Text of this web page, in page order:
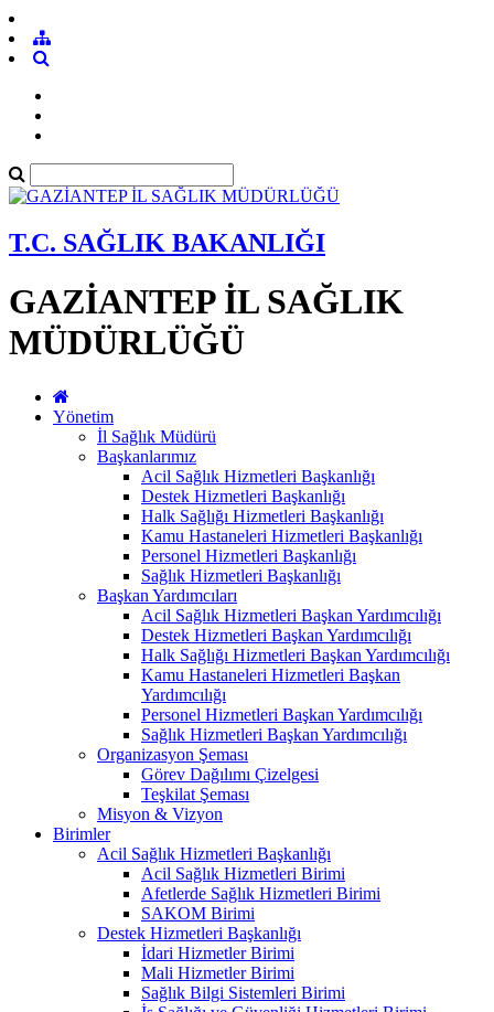
T.C. SAĞLIK BAKANLIĞI
GAZİANTEP İL SAĞLIK
MÜDÜRLÜĞÜ
Yönetim
İl Sağlık Müdürü
Başkanlarımız
Acil Sağlık Hizmetleri Başkanlığı
Destek Hizmetleri Başkanlığı
Halk Sağlığı Hizmetleri Başkanlığı
Kamu Hastaneleri Hizmetleri Başkanlığı
Personel Hizmetleri Başkanlığı
Sağlık Hizmetleri Başkanlığı
Başkan Yardımcıları
Acil Sağlık Hizmetleri Başkan Yardımcılığı
Destek Hizmetleri Başkan Yardımcılığı
Halk Sağlığı Hizmetleri Başkan Yardımcılığı
Kamu Hastaneleri Hizmetleri Başkan
Yardımcılığı
Personel Hizmetleri Başkan Yardımcılığı
Sağlık Hizmetleri Başkan Yardımcılığı
Organizasyon Şeması
Görev Dağılımı Çizelgesi
Teşkilat Şeması
Misyon & Vizyon
Birimler
Acil Sağlık Hizmetleri Başkanlığı
Acil Sağlık Hizmetleri Birimi
Afetlerde Sağlık Hizmetleri Birimi
SAKOM Birimi
Destek Hizmetleri Başkanlığı
İdari Hizmetler Birimi
Mali Hizmetler Birimi
Sağlık Bilgi Sistemleri Birimi